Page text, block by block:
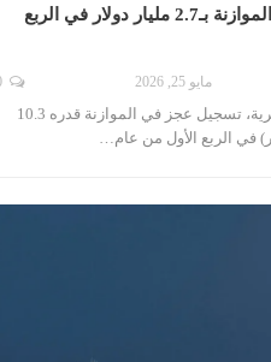
قطر تسجل عجزاً في الموازنة بـ2.7 مليار دولار في الربع
مايو 25, 2026 0
أعلنت وزارة المالية القطرية، تسجيل عجز في الموازنة قدره 10.3